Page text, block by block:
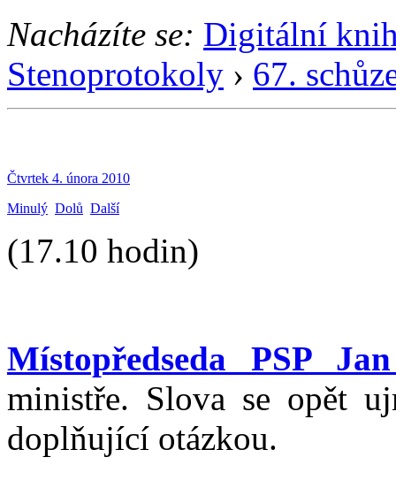
Nacházíte se: Digitální
Stenoprotokoly › 67.
Čtvrtek 4. února 2010
Minulý Dolů Další
(17.10 hodin)
Místopředseda PSP
ministře. Slova se opět
doplňující otázkou.